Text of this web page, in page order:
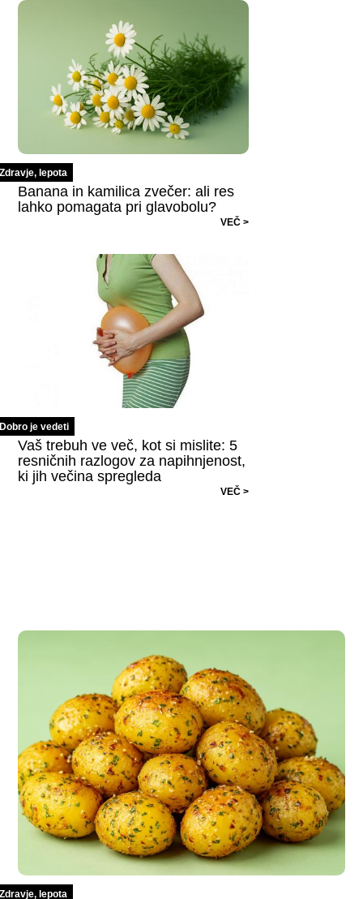
Zdravje, lepota
Banana in kamilica zvečer: ali res
lahko pomagata pri glavobolu?
VEČ >
Dobro je vedeti
Vaš trebuh ve več, kot si mislite: 5
resničnih razlogov za napihnjenost,
ki jih večina spregleda
VEČ >
Zdravje, lepota